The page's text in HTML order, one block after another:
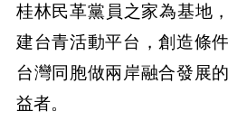
桂林民革黨員之家為基地
建台青活動平台，創造條
台灣同胞做兩岸融合發展
益者。